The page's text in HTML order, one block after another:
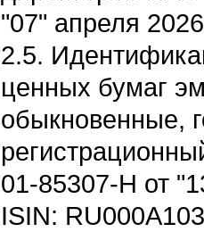
"07" апреля
2.5.
ценных бумаг
обыкновенные,
01-85307-H от
ISIN: